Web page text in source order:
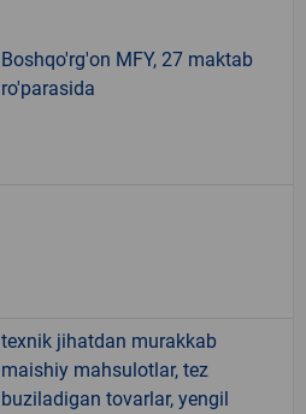
Boshqo'rg'on MFY, 27 maktab
ro'parasida
texnik jihatdan murakkab
maishiy mahsulotlar, tez
buziladigan tovarlar, yengil